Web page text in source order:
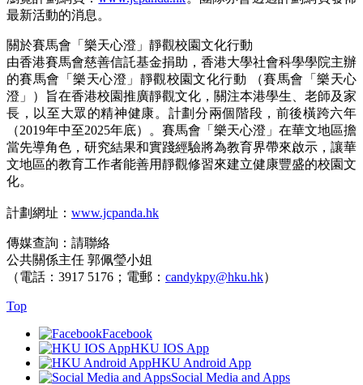
最新活動的消息。
關於賽馬會「樂天心澄」靜觀校園文化行動
由香港賽馬會慈善信託基金捐助，香港大學社會科學學院主辦
的賽馬會「樂天心澄」靜觀校園文化行動 （賽馬會「樂天心
澄」）旨在香港校園推廣靜觀文化，關注本港學生、老師及家
長，以至大眾的精神健康。計劃分兩個階段，前後橫跨六年
（2019年中至2025年底）。賽馬會「樂天心澄」在華文地區擔
當先導角色，研究結果和實踐經驗將為教育界帶來啟示，讓華
文地區的教育工作者能善用靜觀修習來建立健康豐盛的校園文
化。
計劃網址： www.jcpanda.hk
傳媒查詢：請聯絡
公共關係主任 郭佩瑩小姐
（電話：3917 5176；電郵： candykpy@hku.hk）
Top
Facebook
HKU IOS App
HKU Android App
Social Media and Apps